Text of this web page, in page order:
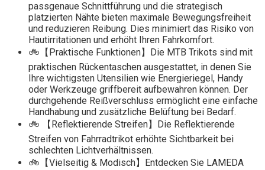
passgenaue Schnittführung und die strategisch
platzierten Nähte bieten maximale Bewegungsfreiheit
und reduzieren Reibung. Dies minimiert das Risiko von
Hautirritationen und erhöht Ihren Fahrkomfort.
🚲【Praktische Funktionen】Die MTB Trikots sind mit
praktischen Rückentaschen ausgestattet, in denen Sie
Ihre wichtigsten Utensilien wie Energieriegel, Handy
oder Werkzeuge griffbereit aufbewahren können. Der
durchgehende Reißverschluss ermöglicht eine einfache
Handhabung und zusätzliche Belüftung bei Bedarf.
🚲 【Reflektierende Streifen】Die Reflektierende
Streifen von Fahrradtrikot erhöhte Sichtbarkeit bei
schlechten Lichtverhältnissen.
🚲【Vielseitig & Modisch】Entdecken Sie LAMEDA